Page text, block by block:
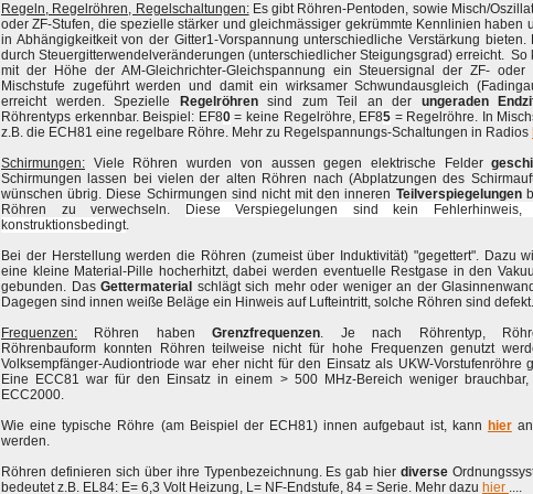
Regeln, Regelröhren, Regelschaltungen:Es gibt Röhren-Pentoden, sowie Misch/
oder ZF-Stufen, die spezielle stärker und gleichmässiger gekrümmte Kennlinien haben
in Abhängigkeitkeit von der Gitter1-Vorspannung unterschiedliche Verstärkung bieten.
durch Steuergitterwendelveränderungen (unterschiedlicher Steigungsgrad) erreicht. So
mit der Höhe der AM-Gleichrichter-Gleichspannung ein Steuersignal der ZF- oder
Mischstufe zugeführt werden und damit ein wirksamer Schwundausgleich
erreicht werden. Spezielle
Regelröhrensind zum Teil an der ungeraden
Röhrentyps erkennbar. Beispiel: EF80= keine Regelröhre, EF85 = Regelröhre. In
z.B. die ECH81 eine regelbare Röhre. Mehr zu Regelspannungs-Schaltungen in Radios
Schirmungen: Viele Röhren wurden von aussen gegen elektrische Felder
Schirmungen lassen bei vielen der alten Röhren nach (Abplatzungen des
wünschen übrig. Diese Schirmungen sind nicht mit den inneren Teilverspiegelungen
Röhren zu verwechseln.
Diese Verspiegelungen sind kein Fehlerhinweis,
konstruktionsbedingt.
Bei der Herstellung werden die Röhren (zumeist über Induktivität) "gegettert". Dazu
eine kleine Material-Pille hocherhitzt, dabei werden eventuelle Restgase in den
gebunden. DasGettermaterial schlägt sich mehr oder weniger an der
Dagegen sind innen weiße Beläge ein Hinweis auf Lufteintritt, solche Röhren sind defekt.
Frequenzen: Röhren habenGrenzfrequenzen. Je nach Röhrentyp,
Röhrenbauform konnten Röhren teilweise nicht für hohe Frequenzen genutzt
Volksempfänger-Audiontriode war eher nicht für den Einsatz als UKW-Vorstufenröhre
Eine ECC81 war für den Einsatz in einem > 500 MHz-Bereich weniger
ECC2000.
Wie eine typische Röhre (am Beispiel der ECH81) innen aufgebaut ist, kann hier
werden.
Röhren definieren sich über ihre Typenbezeichnung. Es gab hierdiverse
bedeutet z.B. EL84: E= 6,3 Volt Heizung, L= NF-Endstufe, 84 = Serie. Mehr dazu hier ....